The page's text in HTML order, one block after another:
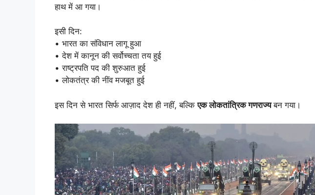
हाथ में आ गया।
इसी दिन:
• भारत का संविधान लागू हुआ
• देश में कानून की सर्वोच्चता तय हुई
• राष्ट्रपति पद की शुरुआत हुई
• लोकतंत्र की नींव मजबूत हुई
इस दिन से भारत सिर्फ आज़ाद देश ही नहीं, बल्किएक लोकतांत्रिक गणराज्यबन गया।